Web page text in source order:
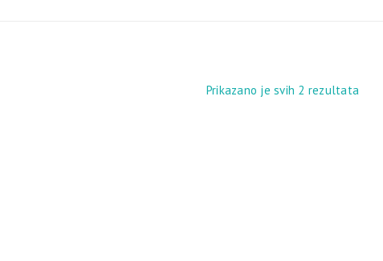
Prikazano je svih 2 rezultata